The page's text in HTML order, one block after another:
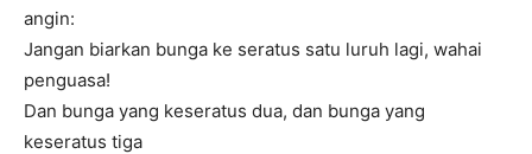
angin:
Jangan biarkan bunga ke seratus satu luruh lagi, wahai
penguasa!
Dan bunga yang keseratus dua, dan bunga yang
keseratus tiga